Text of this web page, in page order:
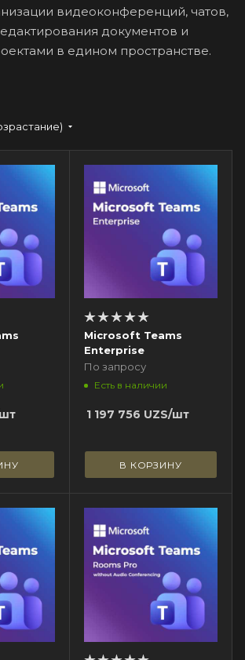
видеоконференций, чатов,
документов и
в едином пространстве.
Microsoft Teams
Enterprise
По запросу
Есть в наличии
1 197 756 UZS/шт
В КОРЗИНУ